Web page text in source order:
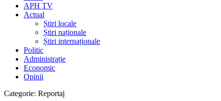
APH TV
Actual
Știri locale
Știri naționale
Știri internaționale
Politic
Administrație
Economic
Opinii
Categorie: Reportaj